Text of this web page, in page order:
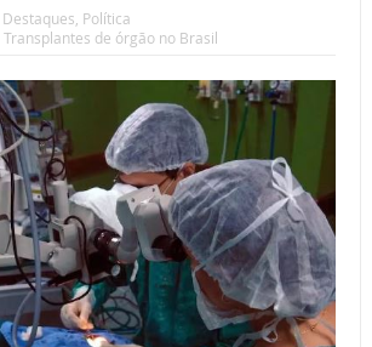
Destaques, Política
Transplantes de órgão no Brasil